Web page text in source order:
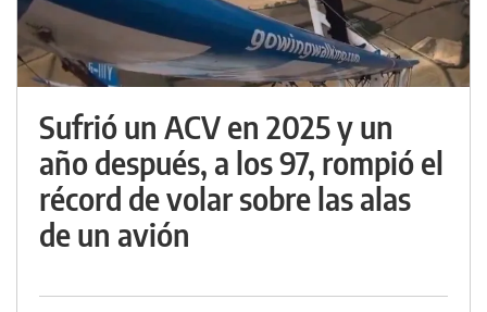
Sufrió un ACV en 2025 y un
año después, a los 97, rompió el
récord de volar sobre las alas
de un avión